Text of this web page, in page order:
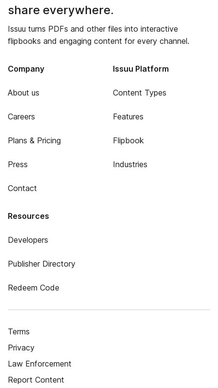
share everywhere.
Issuu turns PDFs and other files into interactive
flipbooks and engaging content for every channel.
Company
About us
Careers
Plans & Pricing
Press
Contact
Issuu Platform
Content Types
Features
Flipbook
Industries
Resources
Developers
Publisher Directory
Redeem Code
Terms
Privacy
Law Enforcement
Report Content